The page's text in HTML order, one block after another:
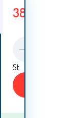
38.60
St